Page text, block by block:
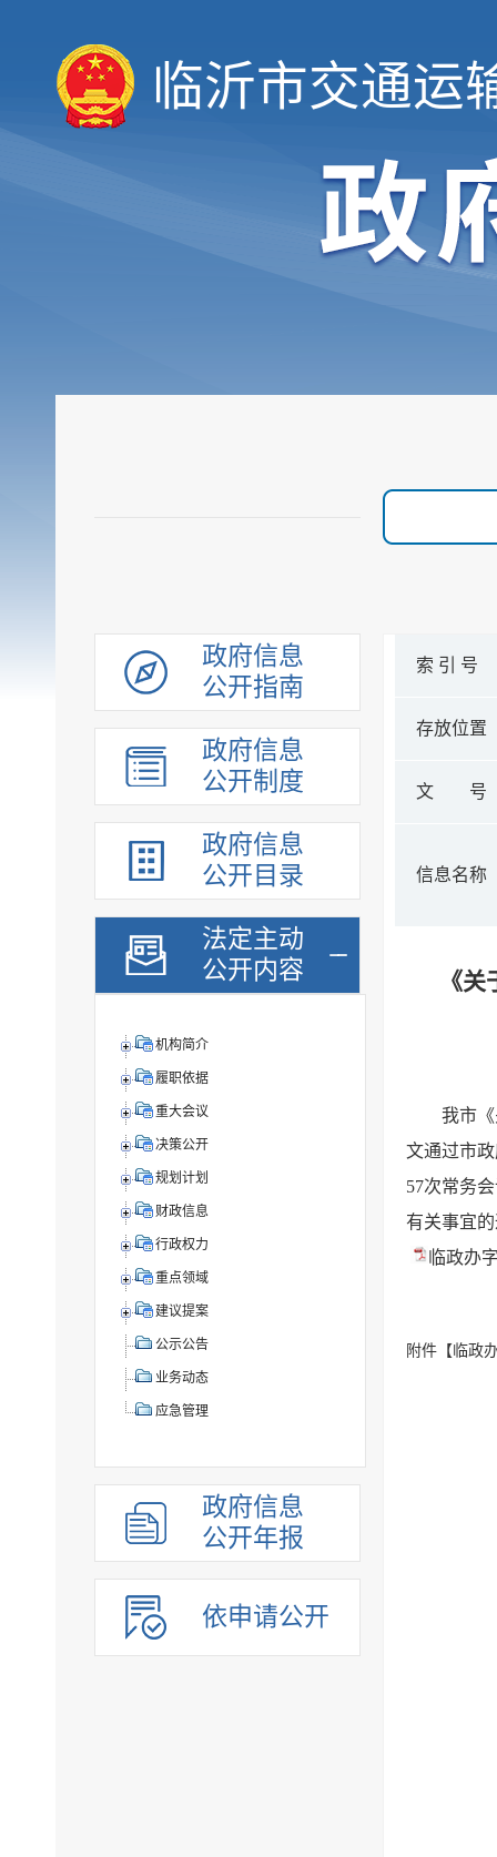
临沂市交通运
政府信息
公开指南
政府信息
公开制度
政府信息
公开目录
法定主动
公开内容
机构简介
履职依据
重大会议
决策公开
规划计划
财政信息
行政权力
重点领域
建议提案
公示公告
业务动态
应急管理
政府信息
公开年报
依申请公开
索 引 号
存放位置
文 号
信息名称
《
我市《关
文通过市
57次常务
有关事宜
临政办
附件【 临政